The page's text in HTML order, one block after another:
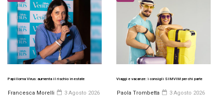
Papilloma Virus: aumenta il rischio in estate
Francesca Morelli 3 Agosto 2026
Viaggi e vacanze: i consigli SIMVIM per chi parte
Paola Trombetta 3 Agosto 2026